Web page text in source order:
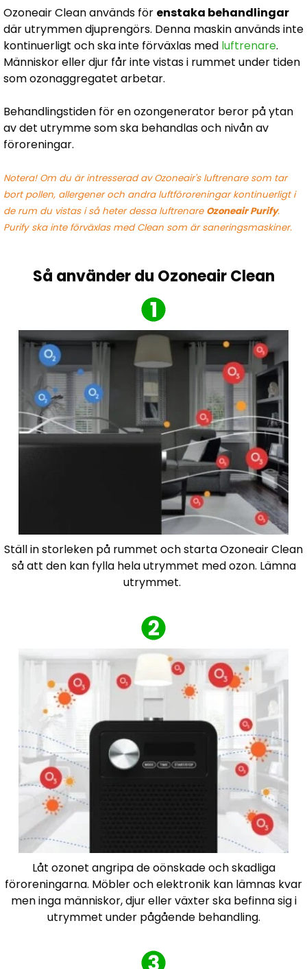
Ozoneair Clean används för enstaka behandlingar
där utrymmen djuprengörs. Denna maskin används inte
kontinuerligt och ska inte förväxlas med luftrenare.
Människor eller djur får inte vistas i rummet under tiden
som ozonaggregatet arbetar.
Behandlingstiden för en ozongenerator beror på ytan
av det utrymme som ska behandlas och nivån av
föroreningar.
Notera! Om du är intresserad av Ozoneair's luftrenare som tar
bort pollen, allergener och andra luftföroreningar kontinuerligt i
de rum du vistas i så heter dessa luftrenare Ozoneair Purify.
Purify ska inte förväxlas med Clean som är saneringsmaskiner.
Så använder du Ozoneair Clean
Ställ in storleken på rummet och starta Ozoneair Clean
så att den kan fylla hela utrymmet med ozon. Lämna
utrymmet.
Låt ozonet angripa de oönskade och skadliga
föroreningarna. Möbler och elektronik kan lämnas kvar
men inga människor, djur eller växter ska befinna sig i
utrymmet under pågående behandling.